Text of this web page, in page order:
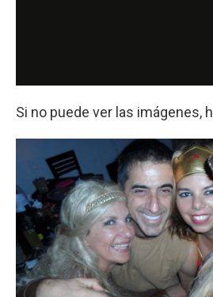
Si no puede ver las imágenes,